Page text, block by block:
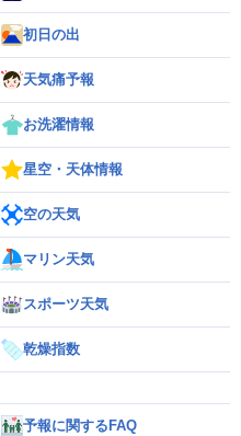
初日の出
天気痛予報
お洗濯情報
星空・天体情報
空の天気
マリン天気
スポーツ天気
乾燥指数
予報に関するFAQ